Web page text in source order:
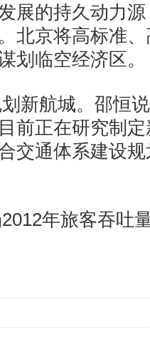
展的持久动力
北京将高标准
划临空经济区。
新航城。邵恒
前正在研究制
交通体系建设
年旅客吞吐